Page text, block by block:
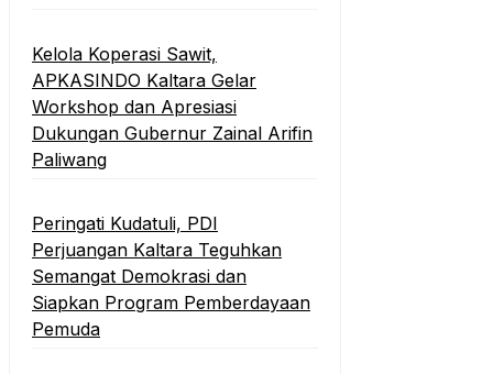
Kelola Koperasi Sawit,
APKASINDO Kaltara Gelar
Workshop dan Apresiasi
Dukungan Gubernur Zainal Arifin
Paliwang
Peringati Kudatuli, PDI
Perjuangan Kaltara Teguhkan
Semangat Demokrasi dan
Siapkan Program Pemberdayaan
Pemuda